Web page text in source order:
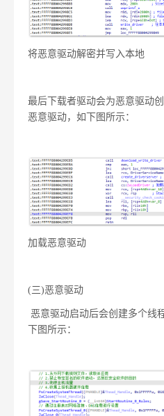
将恶意驱动解密并写入本地
最后下载者驱动会为恶意驱动
恶意驱动，如下图所示：
加载恶意驱动
(三)恶意驱动
恶意驱动启动后会创建多个线
下图所示：